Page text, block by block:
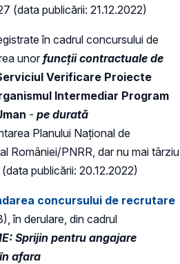
(data publicării: 21.12.2022)
în cadrul concursului de
unor funcții contractuale de
Verificare Proiecte
Intermediar Program
- pe durată
Planului Naţional de
României/PNRR, dar nu mai târziu
publicării: 20.12.2022)
concursului de recrutare
în derulare, din cadrul
Sprijin pentru angajare
afara